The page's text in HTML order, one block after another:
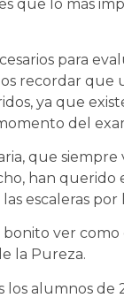
que lo más
para
recordar que
ya que
del
que
han querido
escaleras
ver
la Pureza.
los alumnos de